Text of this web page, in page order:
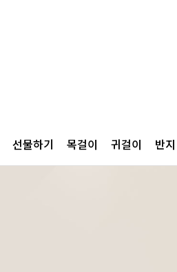
선물하기 목걸이 귀걸이 반지